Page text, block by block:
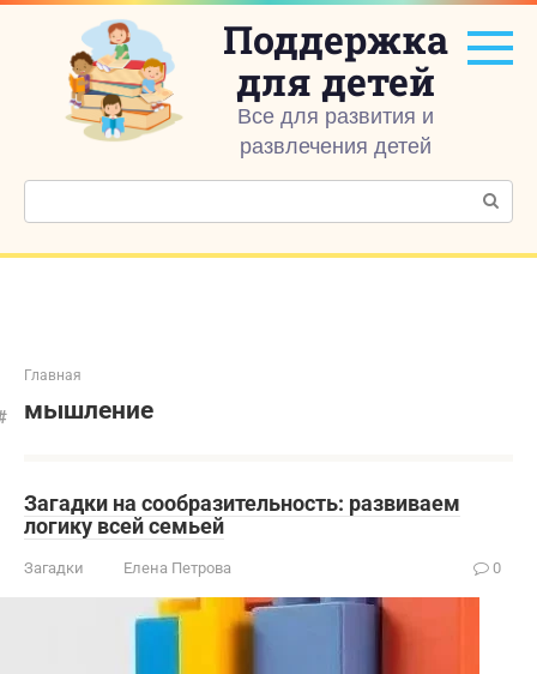
Перейти
контенту
Поддержка
для детей
Все для развития и
развлечения детей
Поиск:
Главная
мышление
Загадки на сообразительность: развиваем
логику всей семьей
Загадки Елена Петрова 0